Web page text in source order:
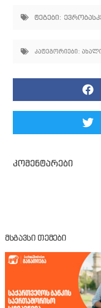
ტეგები:
კატეგორიები:
კომენტარები
მსგავსი თემები